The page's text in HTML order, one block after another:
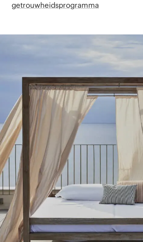
getrouwheidsprogramma